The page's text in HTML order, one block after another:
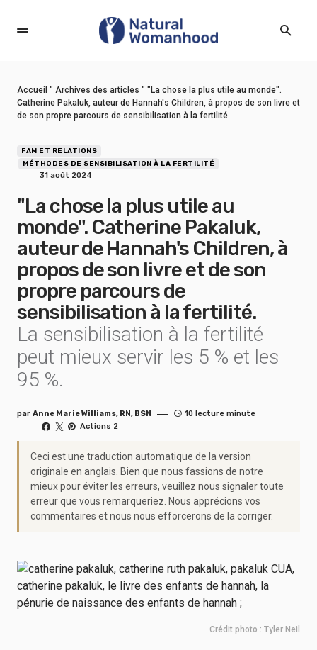
Accueil " Archives des articles " "La chose la plus utile au monde".
Catherine Pakaluk, auteur de Hannah's Children, à propos de son livre et
de son propre parcours de sensibilisation à la fertilité.
FAM ET RELATIONS
MÉTHODES DE SENSIBILISATION À LA FERTILITÉ
31 août 2024
"La chose la plus utile au
monde". Catherine Pakaluk,
auteur de Hannah's Children, à
propos de son livre et de son
propre parcours de
sensibilisation à la fertilité.
La sensibilisation à la fertilité
peut mieux servir les 5 % et les
95 %.
par Anne Marie Williams, RN, BSN
10 lecture minute
Actions 2
Ceci est une traduction automatique de la version
originale en anglais. Bien que nous fassions de notre
mieux pour éviter les erreurs, veuillez nous signaler toute
erreur que vous remarqueriez. Nous apprécions vos
commentaires et nous nous efforcerons de la corriger.
Crédit photo : Tyler Neil